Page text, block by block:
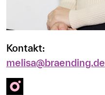
Kontakt:
melisa@braending.de